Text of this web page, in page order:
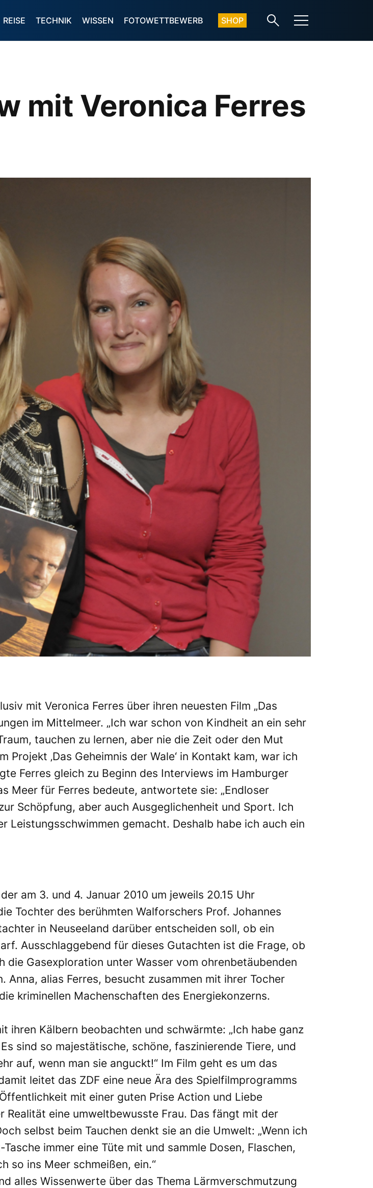
REISE TECHNIK WISSEN FOTOWETTBEWERB SHOP
mit Veronica Ferres
mit Veronica Ferres über ihren neuesten Film „Das
im Mittelmeer. „Ich war schon von Kindheit an ein sehr
tauchen zu lernen, aber nie die Zeit oder den Mut
‚Das Geheimnis der Wale‘ in Kontakt kam, war ich
Ferres gleich zu Beginn des Interviews im Hamburger
Meer für Ferres bedeute, antwortete sie: „Endloser
Schöpfung, aber auch Ausgeglichenheit und Sport. Ich
Leistungsschwimmen gemacht. Deshalb habe ich auch ein
am 3. und 4. Januar 2010 um jeweils 20.15 Uhr
Tochter des berühmten Walforschers Prof. Johannes
in Neuseeland darüber entscheiden soll, ob ein
Ausschlaggebend für dieses Gutachten ist die Frage, ob
Gasexploration unter Wasser vom ohrenbetäubenden
alias Ferres, besucht zusammen mit ihrer Tocher
kriminellen Machenschaften des Energiekonzerns.
ihren Kälbern beobachten und schwärmte: „Ich habe ganz
sind so majestätische, schöne, faszinierende Tiere, und
auf, wenn man sie anguckt!“ Im Film geht es um das
leitet das ZDF eine neue Ära des Spielfilmprogramms
mit einer guten Prise Action und Liebe
eine umweltbewusste Frau. Das fängt mit der
selbst beim Tauchen denkt sie an die Umwelt: „Wenn ich
immer eine Tüte mit und sammle Dosen, Flaschen,
so ins Meer schmeißen, ein.“
alles Wissenwerte über das Thema Lärmverschmutzung